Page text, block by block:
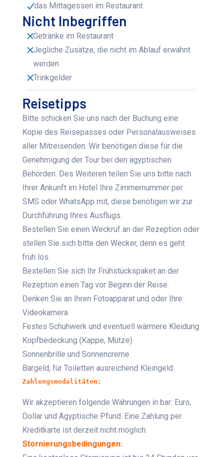
das Mittagessen im Restaurant
Nicht Inbegriffen
Getränke im Restaurant
Jegliche Zusätze, die nicht im Ablauf erwähnt
werden
Trinkgelder
Reisetipps
Bitte schicken Sie uns nach der Buchung eine
Kopie des Reisepasses oder Personalausweises
aller Mitreisenden. Wir benötigen diese für die
Genehmigung der Tour bei den ägyptischen
Behörden. Des Weiteren teilen Sie uns bitte nach
Ihrer Ankunft im Hotel Ihre Zimmernummer per
SMS oder WhatsApp mit, diese benötigen wir zur
Durchführung Ihres Ausflugs.
Bestellen Sie einen Weckruf an der Rezeption oder
stellen Sie sich bitte den Wecker, denn es geht
früh los.
Bestellen Sie sich Ihr Frühstückspaket an der
Rezeption einen Tag vor Beginn der Reise.
Denken Sie an Ihren Fotoapparat und oder Ihre
Videokamera
Festes Schuhwerk und eventuell wärmere Kleidung
Kopfbedeckung (Kappe, Mütze)
Sonnenbrille und Sonnencreme
Bargeld, für Toiletten ausreichend Kleingeld
Zahlungsmodalitäten:
Wir akzeptieren folgende Währungen in bar: Euro,
Dollar und Ägyptische Pfund. Eine Zahlung per
Kreditkarte ist derzeit nicht möglich.
Stornierungsbedingungen: